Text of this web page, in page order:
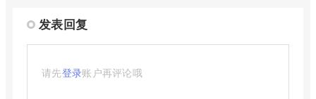
发表回复
请先登录账户再评论哦